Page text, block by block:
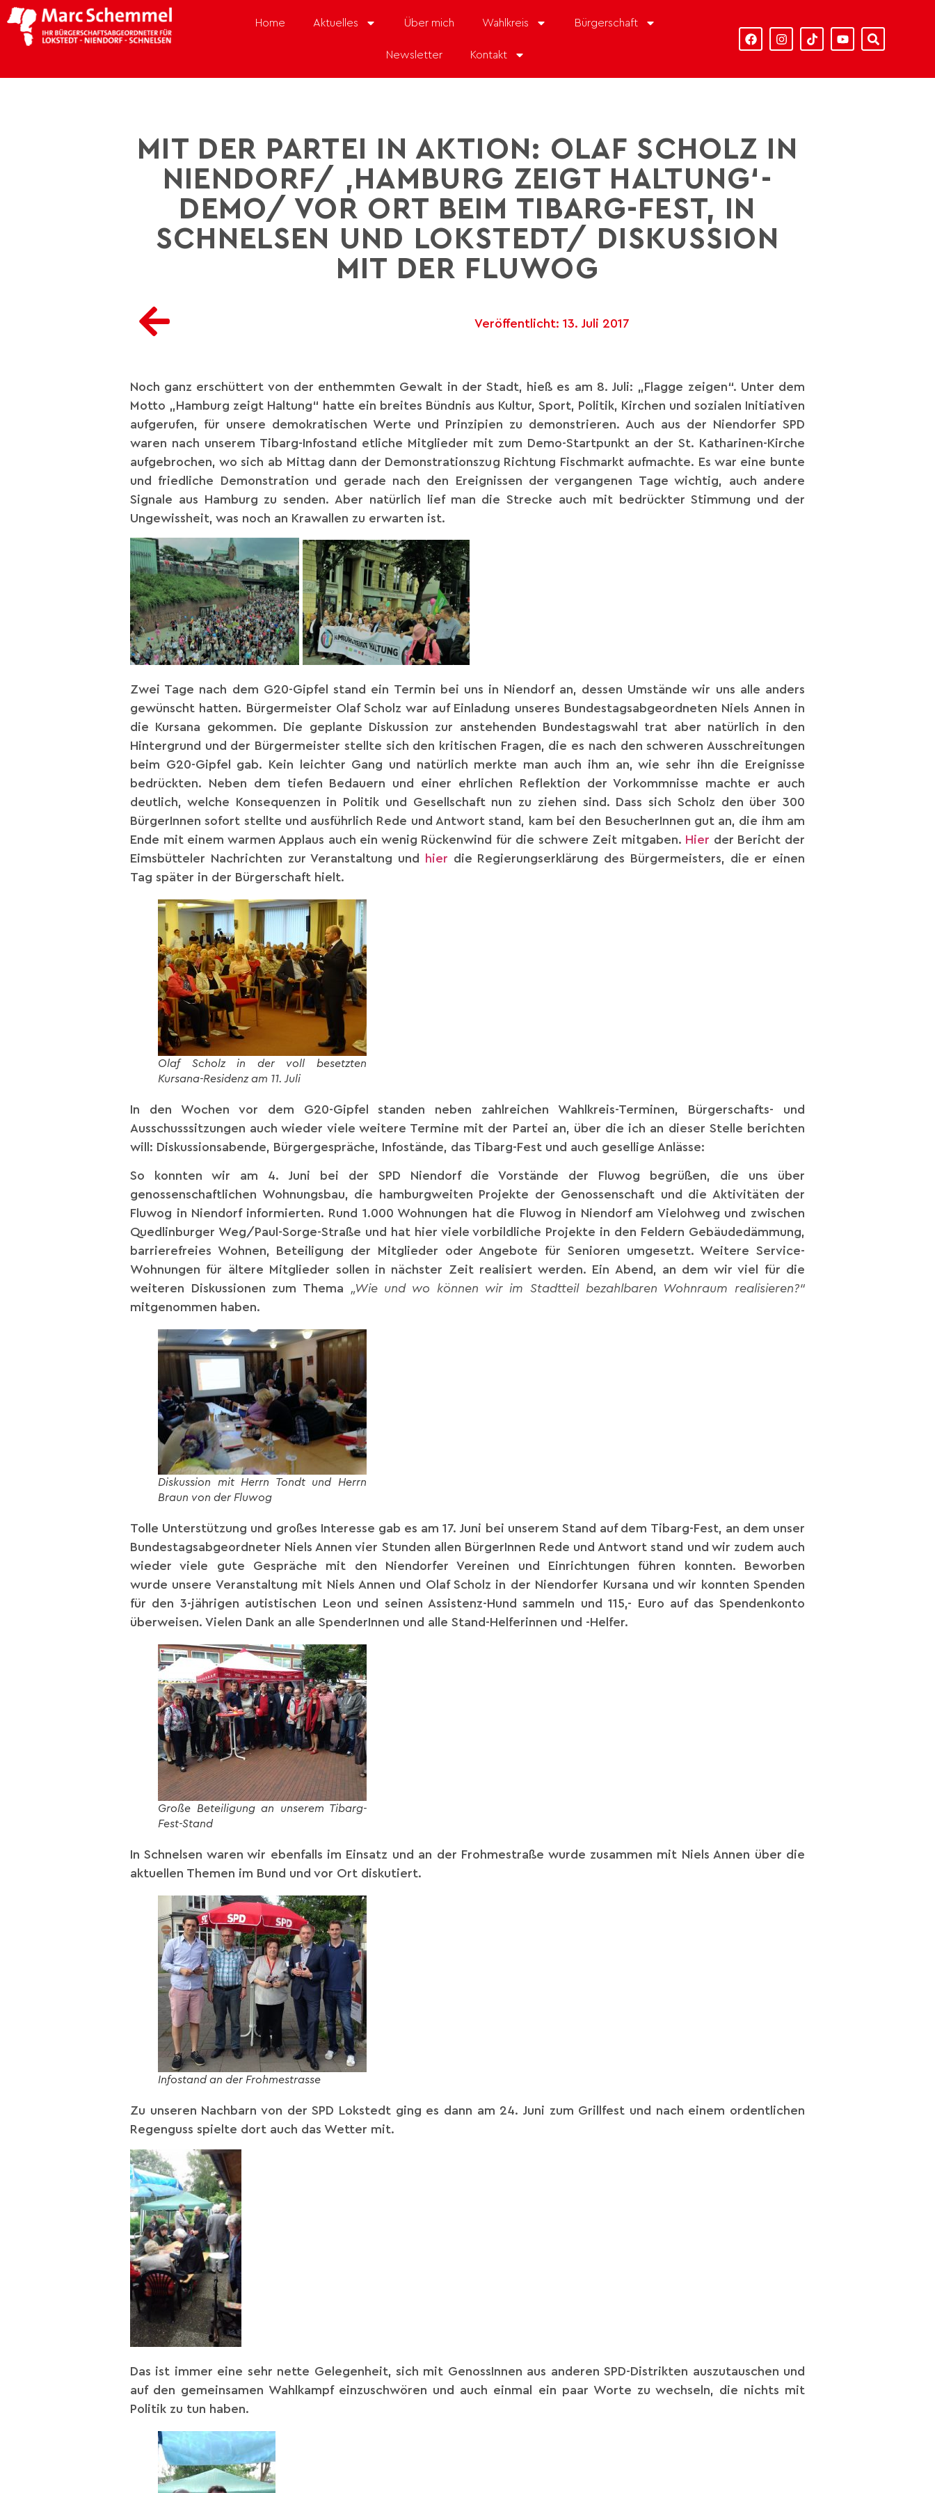
Home Aktuelles Über mich Wahlkreis Bürgerschaft
Newsletter Kontakt
MIT DER PARTEI IN AKTION: OLAF SCHOLZ IN
NIENDORF/ ‚HAMBURG ZEIGT HALTUNG‘-
DEMO/ VOR ORT BEIM TIBARG-FEST, IN
SCHNELSEN UND LOKSTEDT/ DISKUSSION
MIT DER FLUWOG
Veröffentlicht: 13. Juli 2017
Noch ganz erschüttert von der enthemmten Gewalt in der Stadt, hieß es am 8. Juli: „Flagge zeigen“. Unter dem
Motto „Hamburg zeigt Haltung“ hatte ein breites Bündnis aus Kultur, Sport, Politik, Kirchen und sozialen Initiativen
aufgerufen, für unsere demokratischen Werte und Prinzipien zu demonstrieren. Auch aus der Niendorfer SPD
waren nach unserem Tibarg-Infostand etliche Mitglieder mit zum Demo-Startpunkt an der St. Katharinen-Kirche
aufgebrochen, wo sich ab Mittag dann der Demonstrationszug Richtung Fischmarkt aufmachte. Es war eine bunte
und friedliche Demonstration und gerade nach den Ereignissen der vergangenen Tage wichtig, auch andere
Signale aus Hamburg zu senden. Aber natürlich lief man die Strecke auch mit bedrückter Stimmung und der
Ungewissheit, was noch an Krawallen zu erwarten ist.
Zwei Tage nach dem G20-Gipfel stand ein Termin bei uns in Niendorf an, dessen Umstände wir uns alle anders
gewünscht hatten. Bürgermeister Olaf Scholz war auf Einladung unseres Bundestagsabgeordneten Niels Annen in
die Kursana gekommen. Die geplante Diskussion zur anstehenden Bundestagswahl trat aber natürlich in den
Hintergrund und der Bürgermeister stellte sich den kritischen Fragen, die es nach den schweren Ausschreitungen
beim G20-Gipfel gab. Kein leichter Gang und natürlich merkte man auch ihm an, wie sehr ihn die Ereignisse
bedrückten. Neben dem tiefen Bedauern und einer ehrlichen Reflektion der Vorkommnisse machte er auch
deutlich, welche Konsequenzen in Politik und Gesellschaft nun zu ziehen sind. Dass sich Scholz den über 300
BürgerInnen sofort stellte und ausführlich Rede und Antwort stand, kam bei den BesucherInnen gut an, die ihm am
Ende mit einem warmen Applaus auch ein wenig Rückenwind für die schwere Zeit mitgaben. Hier der Bericht der
Eimsbütteler Nachrichten zur Veranstaltung und
hier die Regierungserklärung des Bürgermeisters, die er einen
Tag später in der Bürgerschaft hielt.
Olaf Scholz in der voll besetzten
Kursana-Residenz am 11. Juli
In den Wochen vor dem G20-Gipfel standen neben zahlreichen Wahlkreis-Terminen, Bürgerschafts- und
Ausschusssitzungen auch wieder viele weitere Termine mit der Partei an, über die ich an dieser Stelle berichten
will: Diskussionsabende, Bürgergespräche, Infostände, das Tibarg-Fest und auch gesellige Anlässe:
So konnten wir am 4. Juni bei der SPD Niendorf die Vorstände der Fluwog begrüßen, die uns über
genossenschaftlichen Wohnungsbau, die hamburgweiten Projekte der Genossenschaft und die Aktivitäten der
Fluwog in Niendorf informierten. Rund 1.000 Wohnungen hat die Fluwog in Niendorf am Vielohweg und zwischen
Quedlinburger Weg/Paul-Sorge-Straße und hat hier viele vorbildliche Projekte in den Feldern Gebäudedämmung,
barrierefreies Wohnen, Beteiligung der Mitglieder oder Angebote für Senioren umgesetzt. Weitere Service-
Wohnungen für ältere Mitglieder sollen in nächster Zeit realisiert werden. Ein Abend, an dem wir viel für die
weiteren Diskussionen zum Thema „Wie und wo können wir im Stadtteil bezahlbaren Wohnraum realisieren?“
mitgenommen haben.
Diskussion mit Herrn Tondt und Herrn
Braun von der Fluwog
Tolle Unterstützung und großes Interesse gab es am 17. Juni bei unserem Stand auf dem Tibarg-Fest, an dem unser
Bundestagsabgeordneter Niels Annen vier Stunden allen BürgerInnen Rede und Antwort stand und wir zudem auch
wieder viele gute Gespräche mit den Niendorfer Vereinen und Einrichtungen führen konnten. Beworben
wurde unsere Veranstaltung mit Niels Annen und Olaf Scholz in der Niendorfer Kursana und wir konnten Spenden
für den 3-jährigen autistischen Leon und seinen Assistenz-Hund sammeln und 115,- Euro auf das Spendenkonto
überweisen. Vielen Dank an alle SpenderInnen und alle Stand-Helferinnen und -Helfer.
Große Beteiligung an unserem Tibarg-
Fest-Stand
In Schnelsen waren wir ebenfalls im Einsatz und an der Frohmestraße wurde zusammen mit Niels Annen über die
aktuellen Themen im Bund und vor Ort diskutiert.
Infostand an der Frohmestrasse
Zu unseren Nachbarn von der SPD Lokstedt ging es dann am 24. Juni zum Grillfest und nach einem ordentlichen
Regenguss spielte dort auch das Wetter mit.
Das ist immer eine sehr nette Gelegenheit, sich mit GenossInnen aus anderen SPD-Distrikten auszutauschen und
auf den gemeinsamen Wahlkampf einzuschwören und auch einmal ein paar Worte zu wechseln, die nichts mit
Politik zu tun haben.